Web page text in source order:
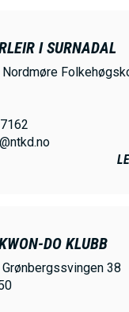
I SURNADAL
Nordmøre
DO KLUBB
Grønbergssvingen 38